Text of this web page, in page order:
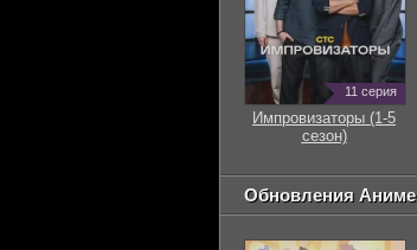
11 серия
Импровизаторы (1-5
сезон)
Обновления Аниме